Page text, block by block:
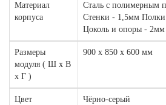
Материал
корпуса
Сталь с полимерным
Стенки - 1,5мм
Цоколь и опоры - 2мм
Размеры
модуля ( Ш х В
х Г )
900 х 850 х 600 мм
Цвет Чёрно-серый